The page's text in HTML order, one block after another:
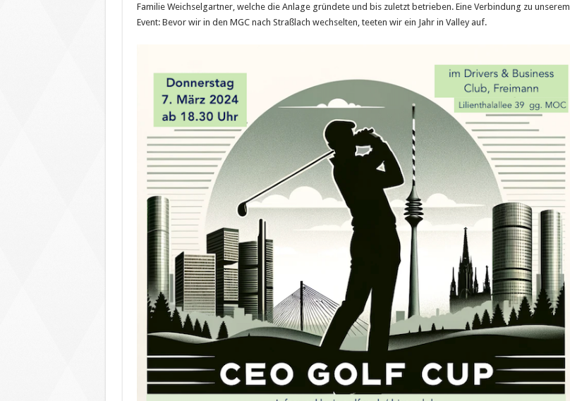
Familie Weichselgartner, welche die Anlage gründete und bis zuletzt betrieben. Eine Verbindung zu unserem
Event: Bevor wir in den MGC nach Straßlach wechselten, teeten wir ein Jahr in Valley auf.